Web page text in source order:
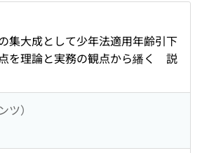
集大成として少年法適用年齢引下
を理論と実務の観点から繙く 説
）